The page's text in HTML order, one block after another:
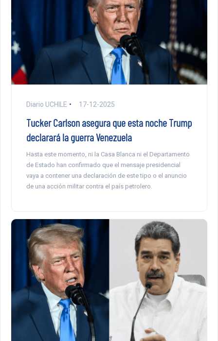
Diario UCHILE 17-12-2025
Tucker Carlson asegura que esta noche Trump
declarará la guerra Venezuela
Hasta este momento, ni la Casa Blanca ni el Departamento
de Estado han confirmado que el mensaje presidencial
vaya a contener una declaración de este tipo o el anuncio
de una acción militar contra el país petrolero.